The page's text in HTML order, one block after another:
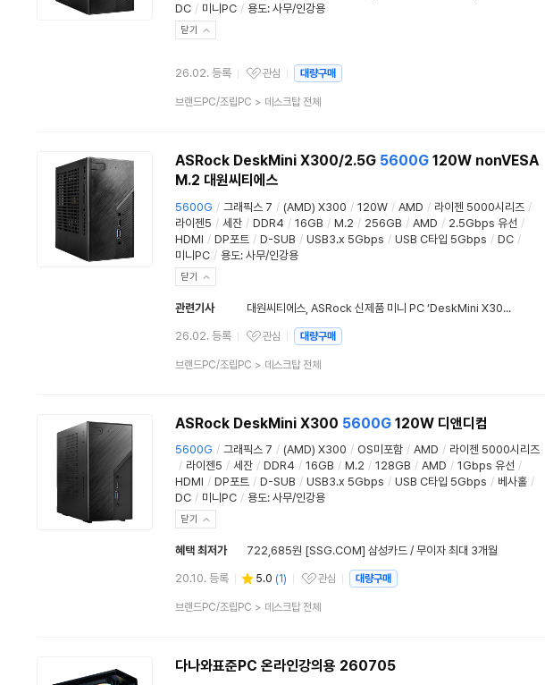
DC / 미니PC / 용도: 사무/인강용
닫기
26.02. 등록
관심상품
관심 대량구매
상
브랜드PC/조립PC > 데스크탑 전체
ASRock DeskMini X300/2.5G 5600G120W nonVESA
M.2 대원씨티에스
5600G / 그래픽스 7 / (AMD) X300 / 120W / AMD / 라이젠 5000시리즈 /
라이젠5 / 세잔 / DDR4 / 16GB / M.2 / 256GB / AMD / 2.5Gbps 유선 /
HDMI / DP포트 / D-SUB / USB3.x 5Gbps / USB C타입 5Gbps / DC /
미니PC / 용도: 사무/인강용
닫기
관련기사 대원씨티에스, ASRock 신제품 미니 PC ‘DeskMini X300/2.5G’ 출시
26.02. 등록
관심상품
관심 대량구매
상
브랜드PC/조립PC > 데스크탑 전체
ASRock DeskMini X300 5600G120W 디앤디컴
5600G / 그래픽스 7 / (AMD) X300 / OS미포함 / AMD / 라이젠 5000시리즈
/ 라이젠5 / 세잔 / DDR4 / 16GB / M.2 / 128GB / AMD / 1Gbps 유선 /
HDMI / DP포트 / D-SUB / USB3.x 5Gbps / USB C타입 5Gbps / 베사홀 /
DC / 미니PC / 용도: 사무/인강용
닫기
혜택 최저가 722,685원 [SSG.COM] 삼성카드 / 무이자 최대 3개월
20.10. 등록 5.0 (1)
관심상품
관심 대량구매
상
브랜드PC/조립PC > 데스크탑 전체
다나와표준PC 온라인강의용 260705